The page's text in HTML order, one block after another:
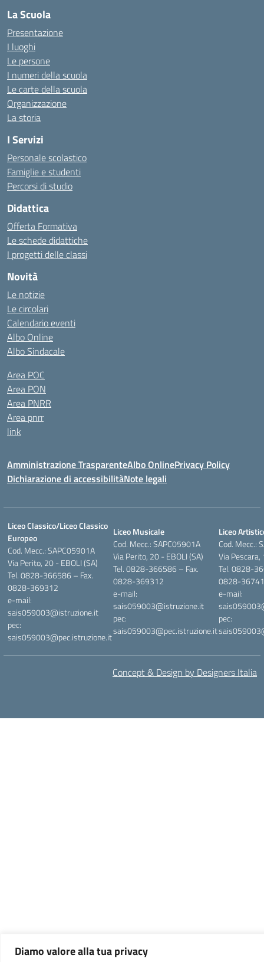
Diamo valore alla tua privacy
La Scuola
Presentazione
I luoghi
Le persone
I numeri della scuola
Le carte della scuola
Organizzazione
La storia
I Servizi
Personale scolastico
Famiglie e studenti
Percorsi di studio
Didattica
Offerta Formativa
Le schede didattiche
I progetti delle classi
Novità
Le notizie
Le circolari
Calendario eventi
Albo Online
Albo Sindacale
Area POC
Area PON
Area PNRR
Area pnrr
link
Amministrazione TrasparenteAlbo OnlinePrivacy Policy
Dichiarazione di accessibilitàNote legali
Liceo Classico/Liceo Classico
Europeo
Cod. Mecc.: SAPC05901A
Via Perito, 20 - EBOLI (SA)
Tel. 0828-366586 – Fax.
0828-369312
e-mail:
sais059003@istruzione.it
pec:
sais059003@pec.istruzione.it
Liceo Musicale
Cod. Mecc.: SAPC05901A
Via Perito, 20 - EBOLI (SA)
Tel. 0828-366586 – Fax.
0828-369312
e-mail:
sais059003@istruzione.it
pec:
sais059003@pec.istruzione.it
Liceo
Cod. Mecc.:
Via
Tel. 0828-
0828-
e-mail:
pec:
Concept & Design by Designers Italia